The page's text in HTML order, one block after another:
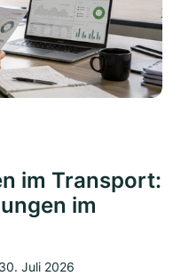
im Transport:
im
30. Juli 2026